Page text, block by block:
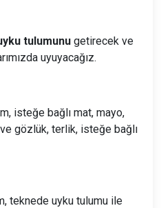
tulumunu getirecek ve
uyuyacağız.
isteğe bağlı mat, mayo,
gözlük, terlik, isteğe bağlı
teknede uyku tulumu ile